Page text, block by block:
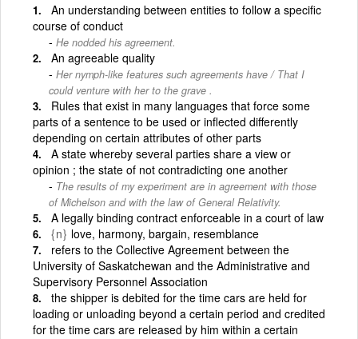
An understanding between entities to follow a specific
course of conduct
He nodded his agreement.
An agreeable quality
Her nymph-like features such agreements have / That I
could venture with her to the grave .
Rules that exist in many languages that force some
parts of a sentence to be used or inflected differently
depending on certain attributes of other parts
A state whereby several parties share a view or
opinion ; the state of not contradicting one another
The results of my experiment are in agreement with those
of Michelson and with the law of General Relativity.
A legally binding contract enforceable in a court of law
{n} love, harmony, bargain, resemblance
refers to the Collective Agreement between the
University of Saskatchewan and the Administrative and
Supervisory Personnel Association
the shipper is debited for the time cars are held for
loading or unloading beyond a certain period and credited
for the time cars are released by him within a certain